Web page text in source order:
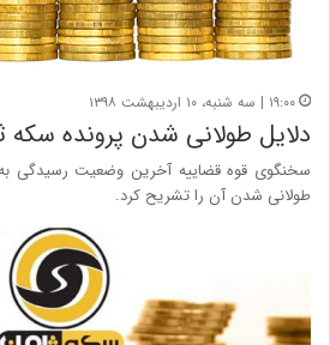
۱۹:۰۰ | سه شنبه، ۱۰ اردیبهشت ۱۳۹۸
دلایل طولانی شدن پرونده سکه
سخنگوی قوه قضاییه آخرین وضعیت رسیدگی به
طولانی شدن آن را تشریح کرد.